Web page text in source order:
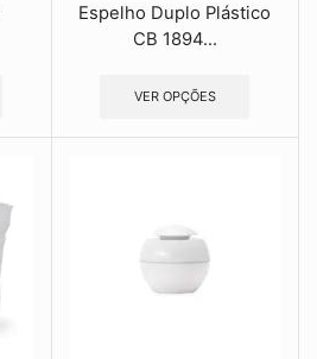
Espelho Duplo Plástico
CB 1894...
VER OPÇÕES